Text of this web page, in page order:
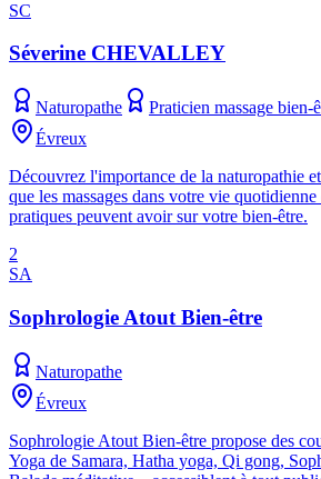
SC
Séverine CHEVALLEY
Naturopathe Praticien massage bien-
Évreux
Découvrez l'importance de la naturopathie
que les massages dans votre vie
pratiques peuvent avoir sur votre bien-être.
2
SA
Sophrologie Atout Bien-être
Naturopathe
Évreux
Sophrologie Atout Bien-être propose des
Yoga de Samara, Hatha yoga, Qi gong,